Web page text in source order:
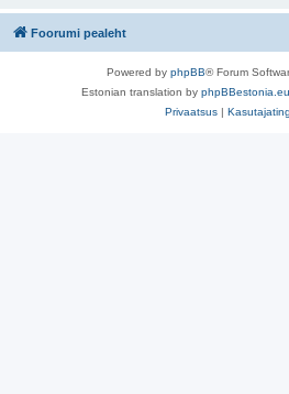
Foorumi pealeht
Powered by phpBB® Forum
Estonian translation by
Privaatsus |